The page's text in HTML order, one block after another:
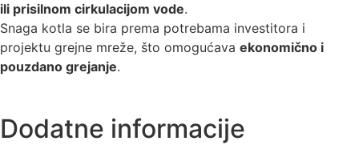
ili prisilnom cirkulacijom vode.
Snaga kotla se bira prema potrebama investitora i
projektu grejne mreže, što omogućava ekonomično i
pouzdano grejanje.
Dodatne informacije